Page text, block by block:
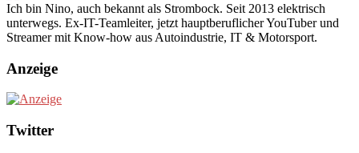
Ich bin Nino, auch bekannt als Strombock. Seit 2013 elektrisch
unterwegs. Ex-IT-Teamleiter, jetzt hauptberuflicher YouTuber und
Streamer mit Know-how aus Autoindustrie, IT & Motorsport.
Anzeige
Twitter